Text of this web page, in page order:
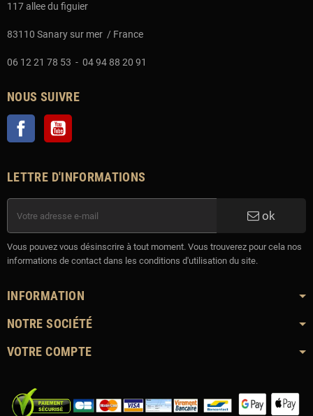
117 allee du figuier
83110 Sanary sur mer / France
06 12 21 78 53 - 04 94 88 20 91
NOUS SUIVRE
Facebook
LETTRE D'INFORMATIONS
ok
Vous pouvez vous désinscrire à tout moment. Vous trouverez pour cela nos
informations de contact dans les conditions d'utilisation du site.
INFORMATION
NOTRE SOCIÉTÉ
VOTRE COMPTE